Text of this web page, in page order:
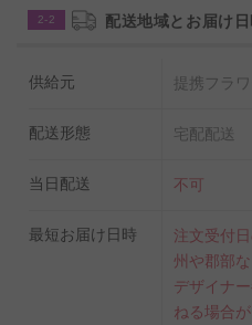
2-2 配送地域とお届け
供給元 提携フラ
配送形態 宅配配送
当日配送 不可
最短お届け日時
注文受付
州や郡部
デザイナ
ねる場合が